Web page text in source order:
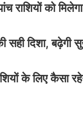
राशियों को
दिशा, बढ़ेगी
के लिए कैसा